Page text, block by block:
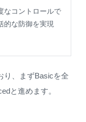
なコントロールで
的な防御を実現
り、まずBasicを全
と進めます。